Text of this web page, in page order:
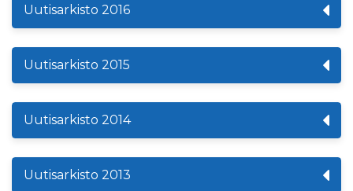
Uutisarkisto 2016
Uutisarkisto 2015
Uutisarkisto 2014
Uutisarkisto 2013